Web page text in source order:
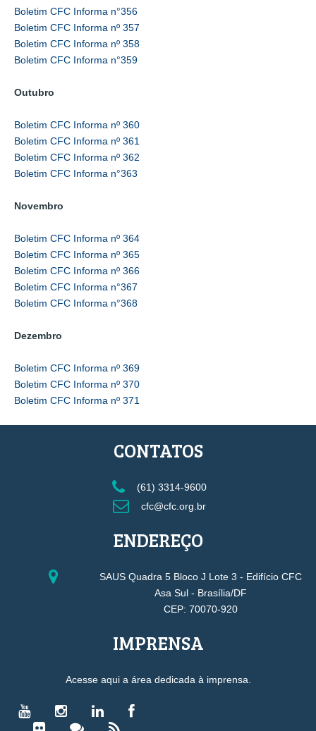
Boletim CFC Informa n°356
Boletim CFC Informa nº 357
Boletim CFC Informa nº 358
Boletim CFC Informa n°359
Outubro
Boletim CFC Informa nº 360
Boletim CFC Informa nº 361
Boletim CFC Informa nº 362
Boletim CFC Informa n°363
Novembro
Boletim CFC Informa nº 364
Boletim CFC Informa nº 365
Boletim CFC Informa nº 366
Boletim CFC Informa n°367
Boletim CFC Informa n°368
Dezembro
Boletim CFC Informa nº 369
Boletim CFC Informa nº 370
Boletim CFC Informa nº 371
CONTATOS
(61) 3314-9600
cfc@cfc.org.br
ENDEREÇO
SAUS Quadra 5 Bloco J Lote 3 - Edifício CFC
Asa Sul - Brasília/DF
CEP: 70070-920
IMPRENSA
Acesse aqui a área dedicada à imprensa.